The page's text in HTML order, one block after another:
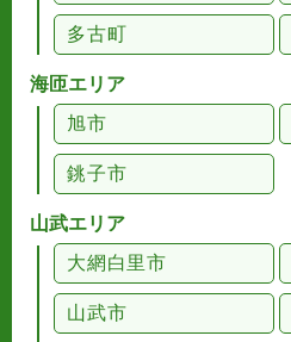
多古町
海匝エリア
旭市
銚子市
山武エリア
大網白里市
山武市